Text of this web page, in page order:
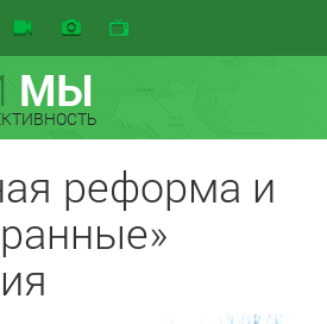
МЫ
реформа и